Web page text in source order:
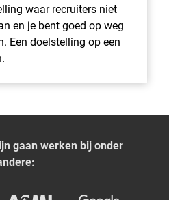
waar recruiters niet
en je bent goed op weg
Een doelstelling op een
gaan werken bij onder